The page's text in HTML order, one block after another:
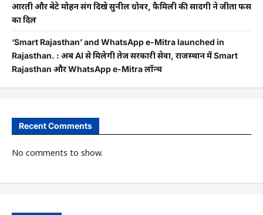
आरती और बेटे मोहन संग दिखे सुनील ग्रोवर, फैमिली की सादगी ने जीता फैंस
का दिल
‘Smart Rajasthan’ and WhatsApp e-Mitra launched in
Rajasthan. : अब AI से मिलेगी तेज सरकारी सेवा, राजस्थान में Smart
Rajasthan और WhatsApp e-Mitra लॉन्च
Recent Comments
No comments to show.